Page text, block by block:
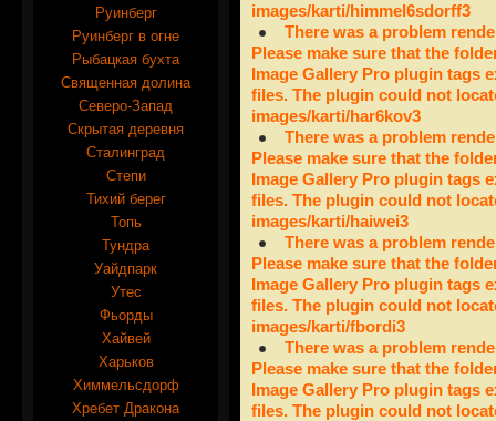
Руинберг
Руинберг в огне
Рыбацкая бухта
Священная долина
Северо-Запад
Скрытая деревня
Сталинград
Степи
Тихий берег
Топь
Тундра
Уайдпарк
Утес
Фьорды
Хайвей
Харьков
Химмельсдорф
Хребет Дракона
images/karti/himmel6sdorff3
There was a problem
Please make sure that the
Image Gallery Pro plugin tags
files. The plugin could not
images/karti/har6kov3
There was a problem
Please make sure that the
Image Gallery Pro plugin tags
files. The plugin could not
images/karti/haiwei3
There was a problem
Please make sure that the
Image Gallery Pro plugin tags
files. The plugin could not
images/karti/fbordi3
There was a problem
Please make sure that the
Image Gallery Pro plugin tags
files. The plugin could not